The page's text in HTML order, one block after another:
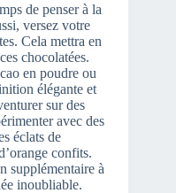
de penser à la
versez votre
Cela mettra en
chocolatées.
en poudre ou
élégante et
sur des
avec des
éclats de
confits.
supplémentaire à
inoubliable.